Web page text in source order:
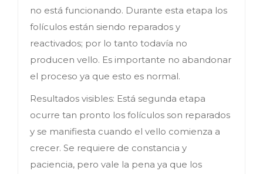
no está funcionando. Durante esta etapa los
folículos están siendo reparados y
reactivados; por lo tanto todavía no
producen vello. Es importante no abandonar
el proceso ya que esto es normal.
Resultados visibles: Está segunda etapa
ocurre tan pronto los folículos son reparados
y se manifiesta cuando el vello comienza a
crecer. Se requiere de constancia y
paciencia, pero vale la pena ya que los